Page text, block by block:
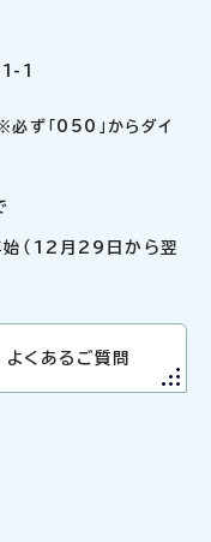
1
ず「050」からダイ
始（12月29日から翌
よくあるご質問